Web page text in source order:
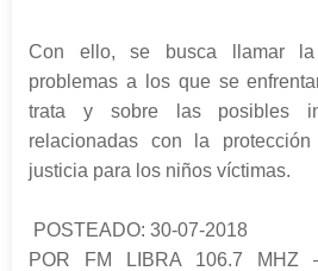
Con ello, se busca llamar
problemas a los que se
trata y sobre las posibles
relacionadas con la
justicia para los niños víctimas.
POSTEADO: 30-07-2018
POR FM LIBRA 106.7 MHZ